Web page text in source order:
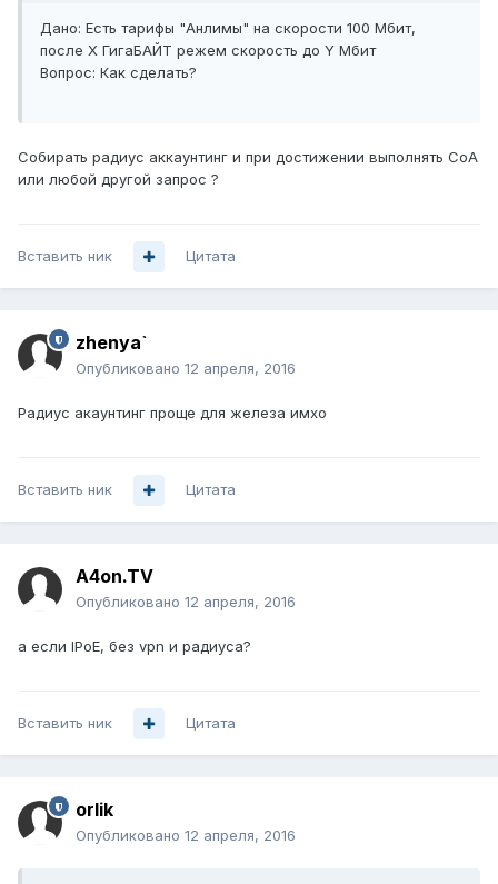
Дано: Есть тарифы "Анлимы" на скорости 100 Мбит,
после Х ГигаБАЙТ режем скорость до Y Мбит
Вопрос: Как сделать?
Собирать радиус аккаунтинг и при достижении выполнять CoA
или любой другой запрос ?
Вставить ник Цитата
zhenya`
Опубликовано 12 апреля, 2016
Радиус акаунтинг проще для железа имхо
Вставить ник Цитата
A4on.TV
Опубликовано 12 апреля, 2016
а если IPoE, без vpn и радиуса?
Вставить ник Цитата
orlik
Опубликовано 12 апреля, 2016